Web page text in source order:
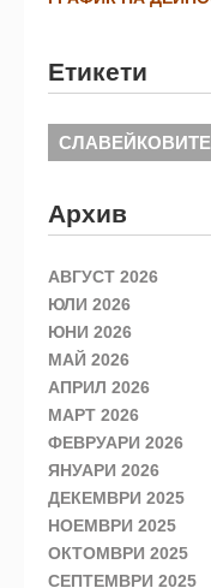
Етикети
Архив
АВГУСТ 2026
ЮЛИ 2026
ЮНИ 2026
МАЙ 2026
АПРИЛ 2026
МАРТ 2026
ФЕВРУАРИ 2026
ЯНУАРИ 2026
ДЕКЕМВРИ 2025
НОЕМВРИ 2025
ОКТОМВРИ 2025
СЕПТЕМВРИ 2025